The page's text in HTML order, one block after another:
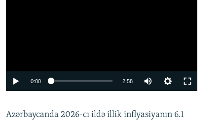
0:00 2:58
360p
Azərbaycanda 2026-cı ildə illik inflyasiyanın 6.1